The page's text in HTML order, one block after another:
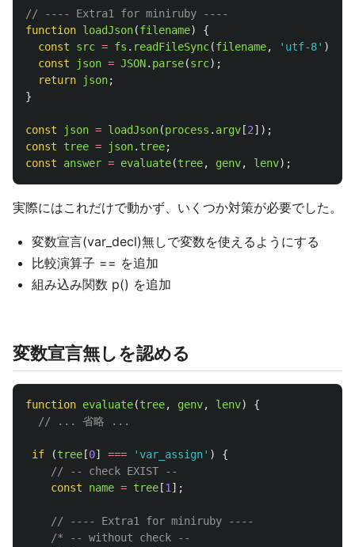
// ---- Extra1 for miniruby ----
function loadJson(filename)
{
const
src = fs . readFileSync(filename, ' utf-8' );
const
json = JSON. parse(src);
return
json;
}
const json = loadJson(process . argv [2]);
const
tree = json. tree;
const
answer = evaluate(tree, genv, lenv);
実際にはこれだけで動かず、いくつか対策が必要でした。
変数宣言(var_decl)無しで変数を使えるようにする
比較演算子 == を追加
組み込み関数 p() を追加
変数宣言無しを認める
function evaluate(tree, genv, lenv)
{
// ... 省略 ...
if (tree [0] === ' var_assign' )
{
// -- check EXIST --
const
name = tree [1 ];
// ---- Extra1 for miniruby ----
/* -- without check --